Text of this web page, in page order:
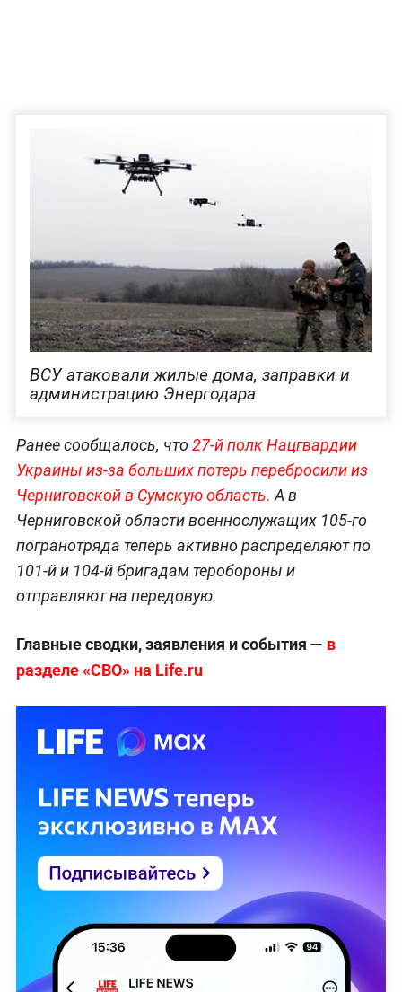
ВСУ атаковали жилые дома, заправки и
администрацию Энергодара
Ранее сообщалось, что27-й полк Нацгвардии
Украины из-за больших потерь перебросили из
Черниговской в Сумскую область.А в
Черниговской области военнослужащих 105-го
погранотряда теперь активно распределяют по
101-й и 104-й бригадам теробороны и
отправляют на передовую.
Главные сводки, заявления и события — в
разделе «СВО» на Life.ru